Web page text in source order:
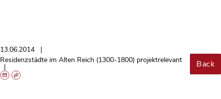
13.06.2014
Residenzstädte im Alten Reich (1300-1800) projektrelevant
Back